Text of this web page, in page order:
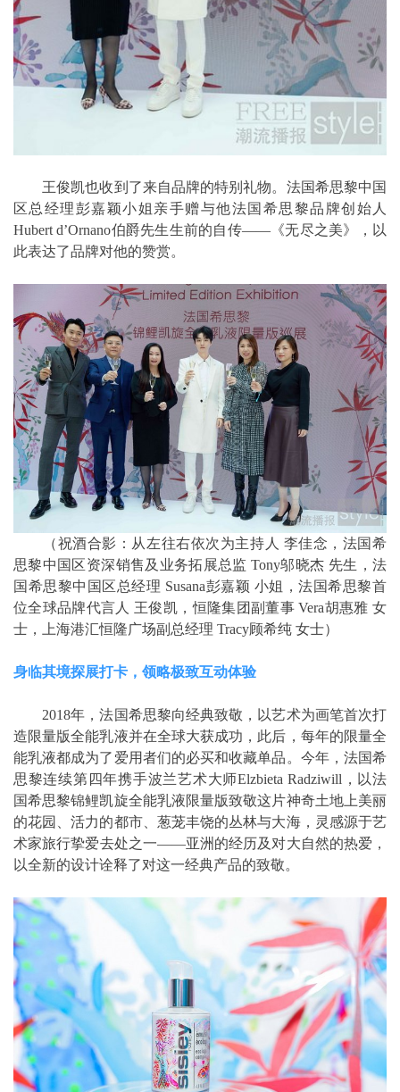
王俊凯也收到了来自品牌的特别礼物。法国希思黎中国
区总经理彭嘉颖小姐亲手赠与他法国希思黎品牌创始人
Hubert d’Ornano伯爵先生生前的自传——《无尽之美》，以
此表达了品牌对他的赞赏。
（祝酒合影：从左往右依次为主持人 李佳念，法国希
思黎中国区资深销售及业务拓展总监 Tony邬晓杰 先生，法
国希思黎中国区总经理 Susana彭嘉颖 小姐，法国希思黎首
位全球品牌代言人 王俊凯，恒隆集团副董事 Vera胡惠雅 女
士，上海港汇恒隆广场副总经理 Tracy顾希纯 女士）
身临其境探展打卡，领略极致互动体验
2018年，法国希思黎向经典致敬，以艺术为画笔首次打
造限量版全能乳液并在全球大获成功，此后，每年的限量全
能乳液都成为了爱用者们的必买和收藏单品。今年，法国希
思黎连续第四年携手波兰艺术大师Elzbieta Radziwill，以法
国希思黎锦鲤凯旋全能乳液限量版致敬这片神奇土地上美丽
的花园、活力的都市、葱茏丰饶的丛林与大海，灵感源于艺
术家旅行挚爱去处之一——亚洲的经历及对大自然的热爱，
以全新的设计诠释了对这一经典产品的致敬。